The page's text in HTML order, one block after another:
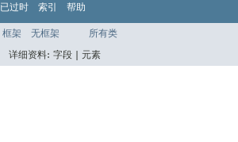
已过时 索引 帮助
框架 无框架
所有类
详细资料: 字段 | 元素